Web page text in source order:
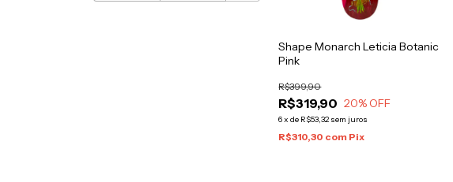
Shape Monarch Leticia Botanic
Pink
R$319,90
R$399,90
20% OFF
6xde R$53,32 sem juros
R$310,30 com Pix